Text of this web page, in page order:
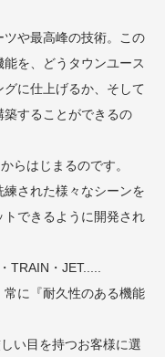
や最高峰の技術。この
を、どうタウンユース
に仕上げるか、そして
することができるの
らはじまるのです。
された様々なシーンを
できるように開発され
TRAIN・JET.....
に『耐久性のある機能
い目を持つお客様に選